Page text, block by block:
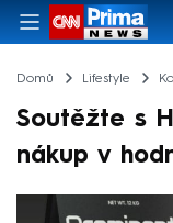
Domů Lifestyle
Soutěžte s
nákup v